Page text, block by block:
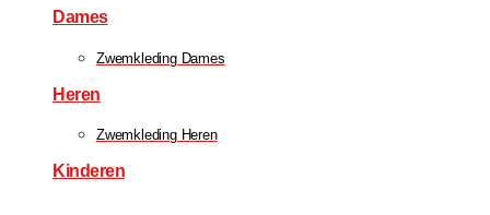
Dames
Zwemkleding Dames
Heren
Zwemkleding Heren
Kinderen